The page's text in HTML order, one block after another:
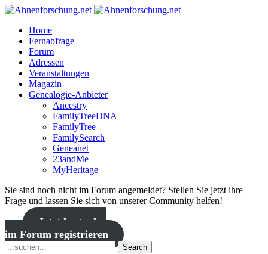
Home
Fernabfrage
Forum
Adressen
Veranstaltungen
Magazin
Genealogie-Anbieter
Ancestry
FamilyTreeDNA
FamilyTree
FamilySearch
Geneanet
23andMe
MyHeritage
Sie sind noch nicht im Forum angemeldet? Stellen Sie jetzt ihre
Frage und lassen Sie sich von unserer Community helfen!
Jetzt kostenlos
im Forum registrieren
Search